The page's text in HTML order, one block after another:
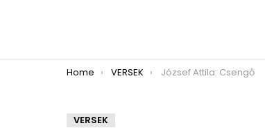
You are here:
Home VERSEK József Attila: Csengő
VERSEK